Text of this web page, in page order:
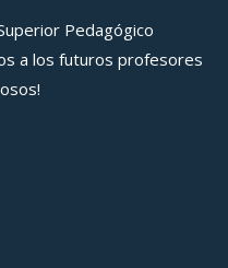
Pedagógico
a los futuros profesores